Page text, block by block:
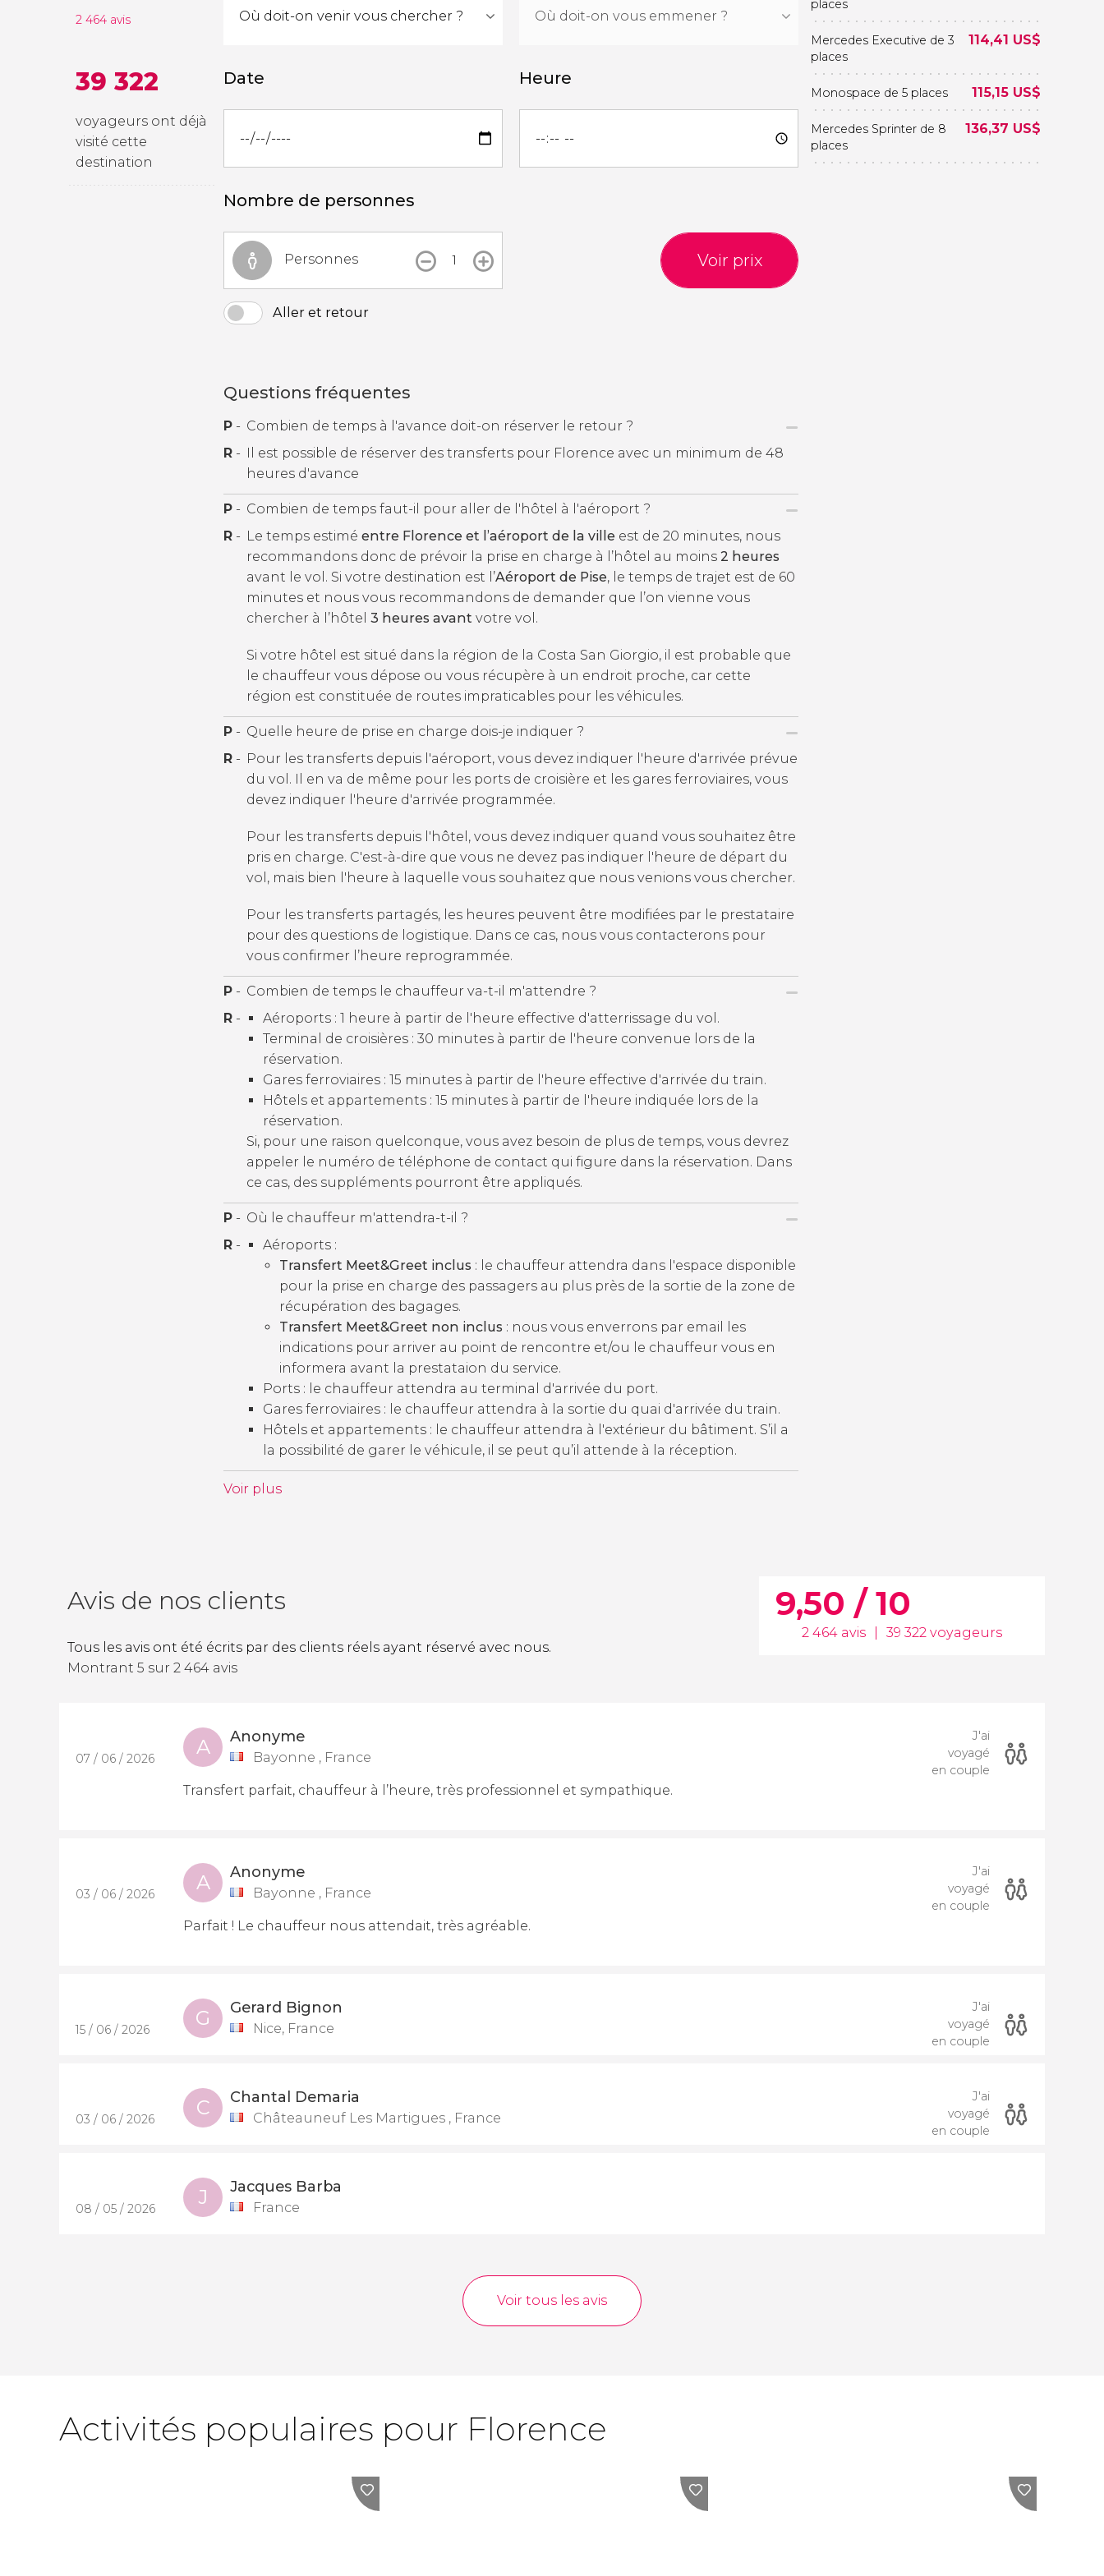
2 464 avis
39 322
voyageurs ont déjà
visité cette
destination
Date Heure
Nombre de personnes
Personnes Voir prix
Aller et retour
Questions fréquentes
P - Combien de temps à l'avance doit-on réserver le retour ?
R - Il est possible de réserver des transferts pour Florence avec un minimum de 48
heures d'avance
P - Combien de temps faut-il pour aller de l'hôtel à l'aéroport ?
R - Le temps estimé entre Florence et l’aéroport de la ville est de 20 minutes, nous
recommandons donc de prévoir la prise en charge à l’hôtel au moins 2 heures
avant le vol. Si votre destination est l’Aéroport de Pise, le temps de trajet est de 60
minutes et nous vous recommandons de demander que l’on vienne vous
chercher à l’hôtel 3 heures avant votre vol.
Si votre hôtel est situé dans la région de la Costa San Giorgio, il est probable que
le chauffeur vous dépose ou vous récupère à un endroit proche, car cette
région est constituée de routes impraticables pour les véhicules.
P - Quelle heure de prise en charge dois-je indiquer ?
R - Pour les transferts depuis l'aéroport, vous devez indiquer l'heure d'arrivée prévue
du vol. Il en va de même pour les ports de croisière et les gares ferroviaires, vous
devez indiquer l'heure d'arrivée programmée.
Pour les transferts depuis l'hôtel, vous devez indiquer quand vous souhaitez être
pris en charge. C'est-à-dire que vous ne devez pas indiquer l'heure de départ du
vol, mais bien l'heure à laquelle vous souhaitez que nous venions vous chercher.
Pour les transferts partagés, les heures peuvent être modifiées par le prestataire
pour des questions de logistique. Dans ce cas, nous vous contacterons pour
vous confirmer l’heure reprogrammée.
P - Combien de temps le chauffeur va-t-il m'attendre ?
R -
Aéroports : 1 heure à partir de l'heure effective d'atterrissage du vol.
Terminal de croisières : 30 minutes à partir de l'heure convenue lors de la
réservation.
Gares ferroviaires : 15 minutes à partir de l'heure effective d'arrivée du train.
Hôtels et appartements : 15 minutes à partir de l'heure indiquée lors de la
réservation.
Si, pour une raison quelconque, vous avez besoin de plus de temps, vous devrez
appeler le numéro de téléphone de contact qui figure dans la réservation. Dans
ce cas, des suppléments pourront être appliqués.
P - Où le chauffeur m'attendra-t-il ?
R -
Aéroports :
Transfert Meet&Greet inclus : le chauffeur attendra dans l'espace disponible
pour la prise en charge des passagers au plus près de la sortie de la zone de
récupération des bagages.
Transfert Meet&Greet non inclus : nous vous enverrons par email les
indications pour arriver au point de rencontre et/ou le chauffeur vous en
informera avant la prestataion du service.
Ports : le chauffeur attendra au terminal d'arrivée du port.
Gares ferroviaires : le chauffeur attendra à la sortie du quai d'arrivée du train.
Hôtels et appartements : le chauffeur attendra à l'extérieur du bâtiment. S’il a
la possibilité de garer le véhicule, il se peut qu’il attende à la réception.
Voir plus
places
Mercedes Executive de 3
places
114,41 US$
Monospace de 5 places 115,15 US$
Mercedes Sprinter de 8
places
136,37 US$
Avis de nos clients
Tous les avis ont été écrits par des clients réels ayant réservé avec nous.
9,50 / 10
2 464 avis 39 322 voyageurs
Montrant 5 sur 2 464 avis
07 / 06 / 2026 A Anonyme
Bayonne , France
Transfert parfait, chauffeur à l’heure, très professionnel et sympathique.
J'ai
voyagé
en couple
03 / 06 / 2026 A Anonyme
Bayonne , France
Parfait ! Le chauffeur nous attendait, très agréable.
J'ai
voyagé
en couple
15 / 06 / 2026 G Gerard Bignon
Nice, France
J'ai
voyagé
en couple
03 / 06 / 2026 C Chantal Demaria
Châteauneuf Les Martigues , France
J'ai
voyagé
en couple
08 / 05 / 2026 J Jacques Barba
France
Voir tous les avis
Activités populaires pour Florence